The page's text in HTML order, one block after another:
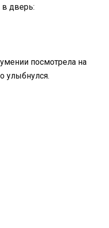
в дверь:
посмотрела на
улыбнулся.